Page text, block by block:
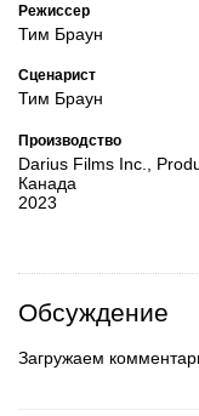
Режиссер
Тим Браун
Сценарист
Тим Браун
Производство
Darius Films Inc.,
Канада
2023
Обсуждение
Загружаем